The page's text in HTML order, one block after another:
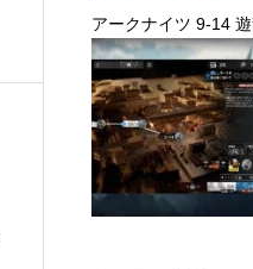
アークナイツ 9-14